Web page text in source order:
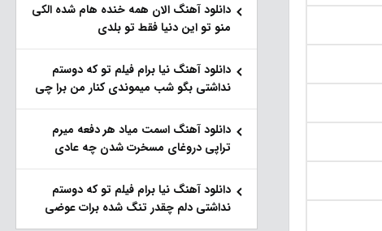
دانلود آهنگ الان همه خنده هام شده الکی
منو تو این دنیا فقط تو بلدی
دانلود آهنگ نیا برام فیلم تو‌ که دوستم
نداشتی بگو شب میموندی کنار من برا چی
دانلود آهنگ اسمت میاد هر دفعه میرم
تراپی دروغای مسخرت شدن چه عادی
دانلود آهنگ نیا برام فیلم تو‌ که دوستم
نداشتی دلم چقدر تنگ شده برات عوضی